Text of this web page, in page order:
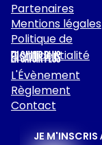
Partenaires
Mentions légales
Politique de
Confidentialité
EN SAVOIR PLUS
L'Évènement
Règlement
Contact
JE M'INSCRIS